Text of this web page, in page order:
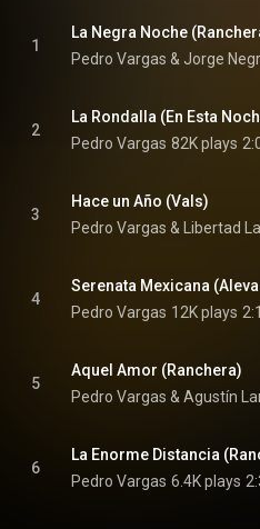
1
La Negra Noche
Pedro Vargas & Jorge
2
La Rondalla (En Esta
Pedro Vargas 82K plays
3
Hace un Año (Vals)
4
Serenata Mexicana
Pedro Vargas 12K plays
5
Aquel Amor (Ranchera)
Pedro Vargas & Agustín
6
La Enorme Distancia
Pedro Vargas 6.4K plays